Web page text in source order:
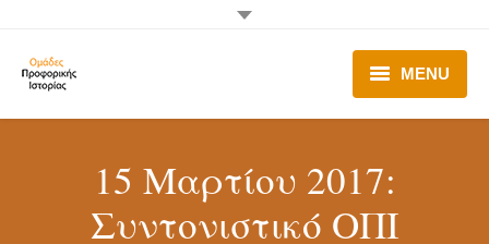
MENU
Λειτουργία Ο.Π.Ι.
Π.Ι. στα Σχολεία
15 Μαρτίου 2017:
Συντονιστικό ΟΠΙ